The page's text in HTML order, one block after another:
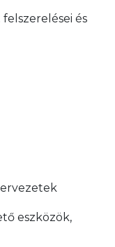
és
eszközök,